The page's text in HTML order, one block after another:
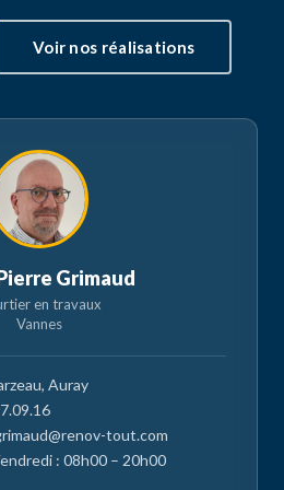
Voir nos réalisations
Grimaud
en travaux
Vannes
Auray
tout.com
: 08h00 – 20h00